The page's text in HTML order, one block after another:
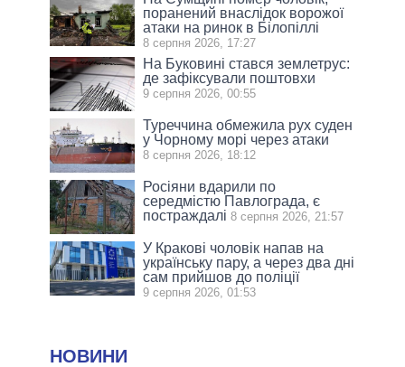
поранений внаслідок ворожої
атаки на ринок в Білопіллі
8 серпня 2026, 17:27
На Буковині стався землетрус:
де зафіксували поштовхи
9 серпня 2026, 00:55
Туреччина обмежила рух суден
у Чорному морі через атаки
8 серпня 2026, 18:12
Росіяни вдарили по
середмістю Павлограда, є
постраждалі 8 серпня 2026, 21:57
У Кракові чоловік напав на
українську пару, а через два дні
сам прийшов до поліції
9 серпня 2026, 01:53
НОВИНИ